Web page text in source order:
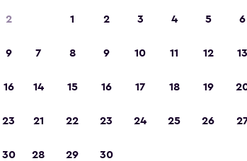
2
9
16
23
30
1 2 3 4 5 6
7 8 9 10 11 12 13
14 15 16 17 18 19
21 22 23 24 25 26
28 29 30